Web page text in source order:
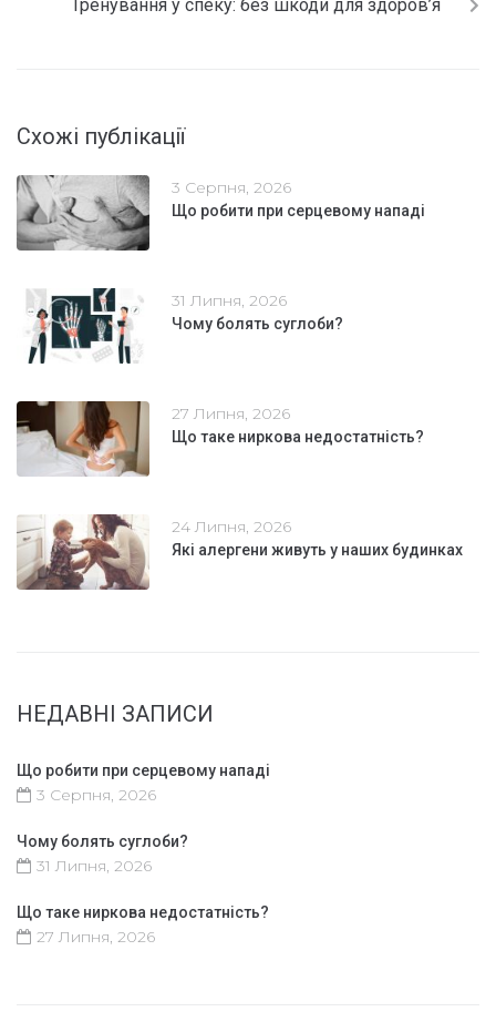
Тренування у спеку: без шкоди для здоров’я
Схожі публікації
3 Серпня, 2026
Що робити при серцевому нападі
31 Липня, 2026
Чому болять суглоби?
27 Липня, 2026
Що таке ниркова недостатність?
24 Липня, 2026
Які алергени живуть у наших будинках
НЕДАВНІ ЗАПИСИ
Що робити при серцевому нападі
3 Серпня, 2026
Чому болять суглоби?
31 Липня, 2026
Що таке ниркова недостатність?
27 Липня, 2026